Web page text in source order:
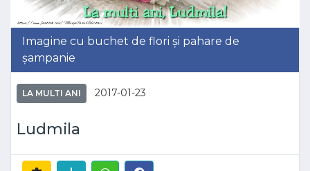
Imagine cu buchet de flori și pahare de
șampanie
LA MULTI ANI 2017-01-23
Ludmila